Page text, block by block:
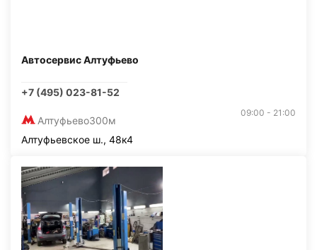
Автосервис Алтуфьево
+7 (495) 023-81-52
Алтуфьево300м
09:00 - 21:00
Алтуфьевское ш., 48к4